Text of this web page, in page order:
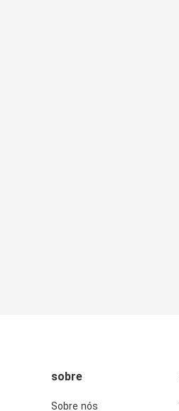
sobre
Sobre nós